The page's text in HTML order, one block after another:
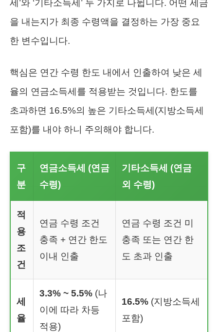
세’와 ‘기타소득세’ 두 가지로 나뉩니다. 어떤 세금
을 내는지가 최종 수령액을 결정하는 가장 중요
한 변수입니다.
핵심은 연간 수령 한도 내에서 인출하여 낮은 세
율의 연금소득세를 적용받는 것입니다. 한도를
초과하면 16.5%의 높은 기타소득세(지방소득세
포함)를 내야 하니 주의해야 합니다.
구
분
연금소득세 (연금
수령)
기타소득세 (연금
외 수령)
적
용
조
건
연금 수령 조건
충족 + 연간 한도
이내 인출
연금 수령 조건 미
충족 또는 연간 한
도 초과 인출
세
율
3.3% ~ 5.5% (나
이에 따라 차등
적용)
16.5% (지방소득세
포함)